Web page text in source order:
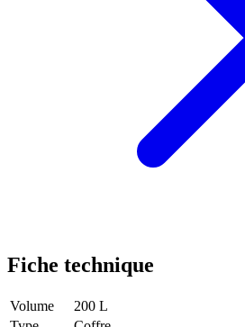
Fiche technique
Volume
200 L